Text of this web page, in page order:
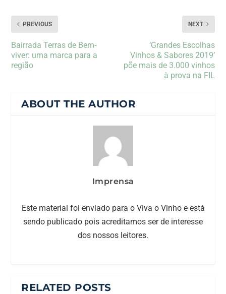
PREVIOUS
Bairrada Terras de Bem-
viver: uma marca para a
região
NEXT
‘Grandes Escolhas
Vinhos & Sabores 2019’
põe mais de 3.000 vinhos
à prova na FIL
ABOUT THE AUTHOR
Imprensa
Este material foi enviado para o Viva o Vinho e está
sendo publicado pois acreditamos ser de interesse
dos nossos leitores.
RELATED POSTS